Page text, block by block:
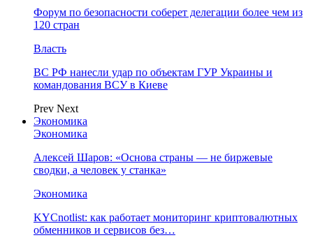
Форум по безопасности соберет делегации более чем из
120 стран
Власть
ВС РФ нанесли удар по объектам ГУР Украины и
командования ВСУ в Киеве
Prev Next
Экономика
Экономика
Алексей Шаров: «Основа страны — не биржевые
сводки, а человек у станка»
Экономика
KYCnotlist: как работает мониторинг криптовалютных
обменников и сервисов без…